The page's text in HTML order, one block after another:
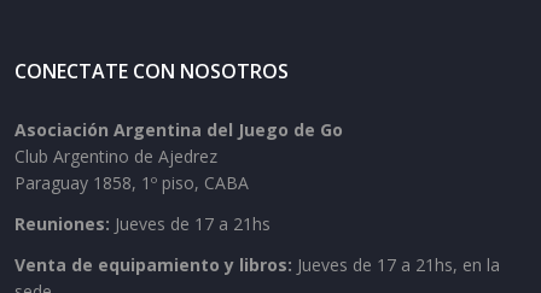
CONECTATE CON NOSOTROS
Asociación Argentina del Juego de Go
Club Argentino de Ajedrez
Paraguay 1858, 1º piso, CABA
Reuniones: Jueves de 17 a 21hs
Venta de equipamiento y libros: Jueves de 17 a 21hs, en la